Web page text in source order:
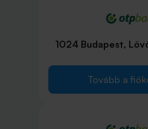
1024 Budapest,
Tovább a